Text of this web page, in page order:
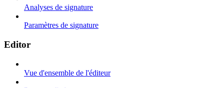
Analyses de signature
Paramètres de signature
Editor
Vue d'ensemble de l'éditeur